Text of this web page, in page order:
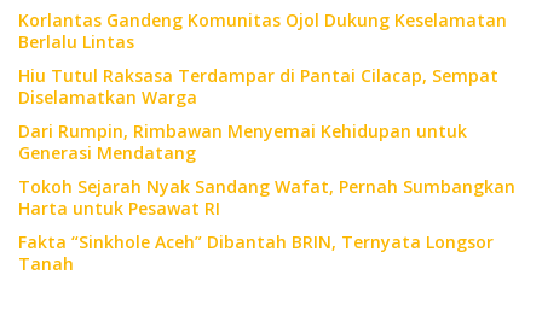
Korlantas Gandeng Komunitas Ojol Dukung Keselamatan
Berlalu Lintas
Hiu Tutul Raksasa Terdampar di Pantai Cilacap, Sempat
Diselamatkan Warga
Dari Rumpin, Rimbawan Menyemai Kehidupan untuk
Generasi Mendatang
Tokoh Sejarah Nyak Sandang Wafat, Pernah Sumbangkan
Harta untuk Pesawat RI
Fakta “Sinkhole Aceh” Dibantah BRIN, Ternyata Longsor
Tanah